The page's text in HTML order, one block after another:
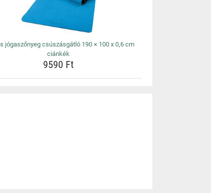
jógaszőnyeg csúszásgátló 190 × 100 x 0,6 cm
ciánkék
9590 Ft